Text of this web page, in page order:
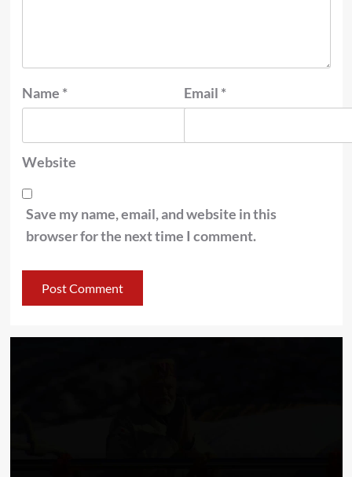
Name * Email *
Website
Save my name, email, and website in this
browser for the next time I comment.